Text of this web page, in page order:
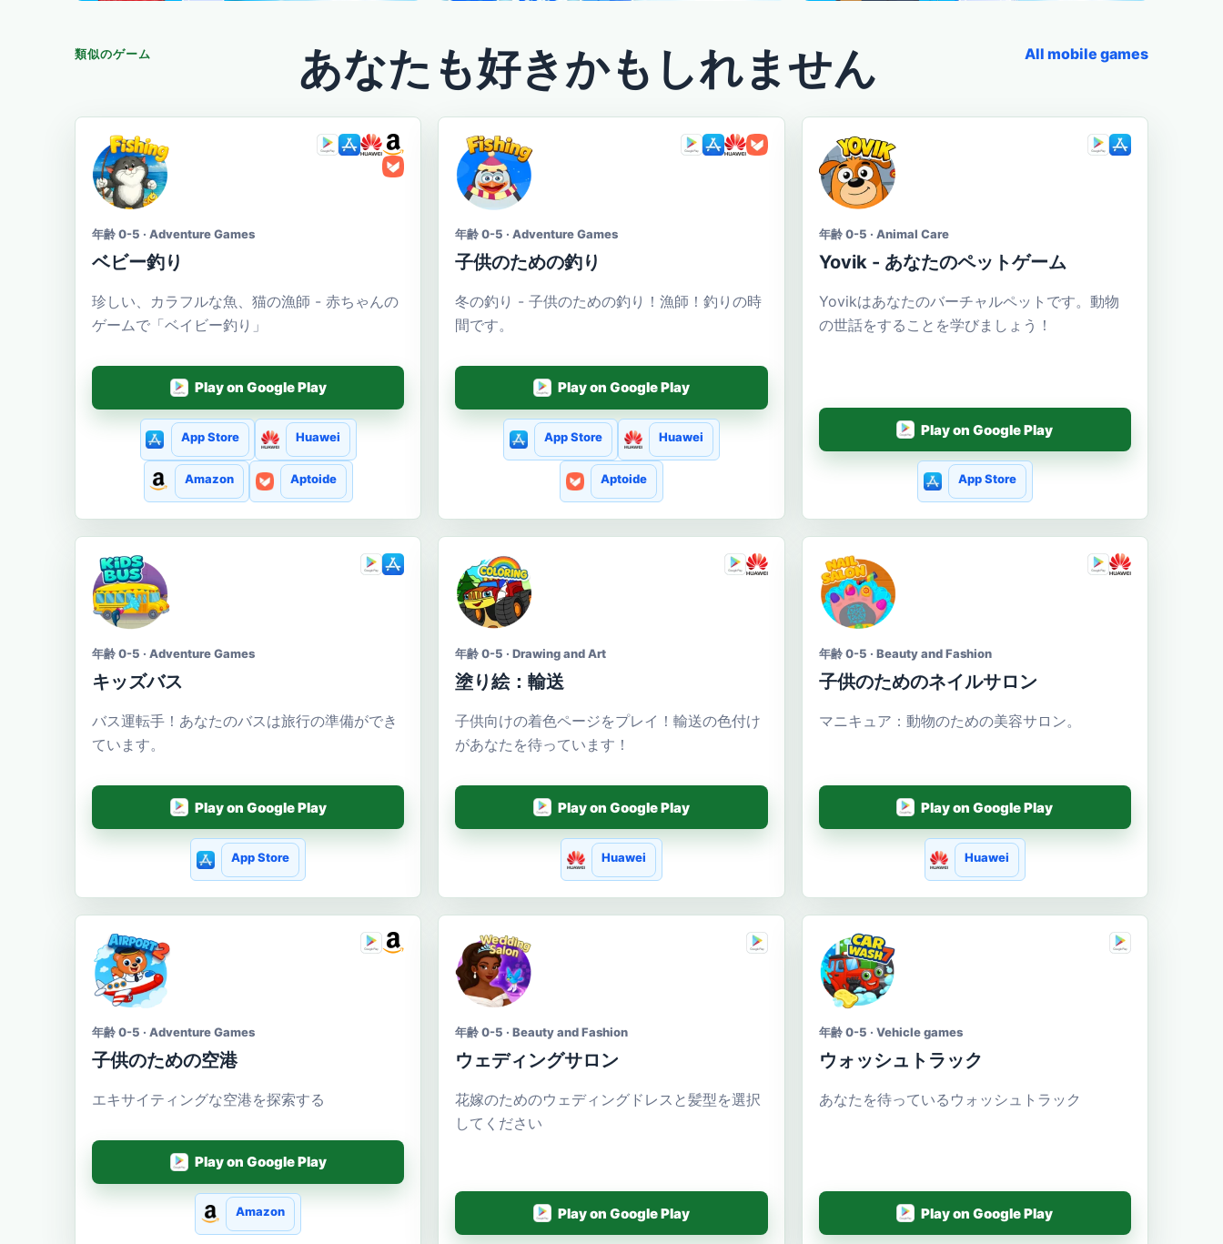
類似のゲーム あなたも好きかもしれません All mobile games
年齢 0-5 · Adventure Games
ベビー釣り
珍しい、カラフルな魚、猫の漁師 - 赤ちゃんの
ゲームで「ベイビー釣り」
Play on Google Play
App Store Huawei
Amazon Aptoide
年齢 0-5 · Adventure Games
子供のための釣り
冬の釣り - 子供のための釣り！漁師！釣りの時
間です。
Play on Google Play
App Store Huawei
Aptoide
年齢 0-5 · Animal Care
Yovik - あなたのペットゲーム
Yovikはあなたのバーチャルペットです。動物
の世話をすることを学びましょう！
Play on Google Play
App Store
年齢 0-5 · Adventure Games
キッズバス
バス運転手！あなたのバスは旅行の準備ができ
ています。
Play on Google Play
App Store
年齢 0-5 · Drawing and Art
塗り絵：輸送
子供向けの着色ページをプレイ！輸送の色付け
があなたを待っています！
Play on Google Play
Huawei
年齢 0-5 · Beauty and Fashion
子供のためのネイルサロン
マニキュア：動物のための美容サロン。
Play on Google Play
Huawei
年齢 0-5 · Adventure Games
子供のための空港
エキサイティングな空港を探索する
Play on Google Play
Amazon
年齢 0-5 · Beauty and Fashion
ウェディングサロン
花嫁のためのウェディングドレスと髪型を選択
してください
Play on Google Play
年齢 0-5 · Vehicle games
ウォッシュトラック
あなたを待っているウォッシュトラック
Play on Google Play